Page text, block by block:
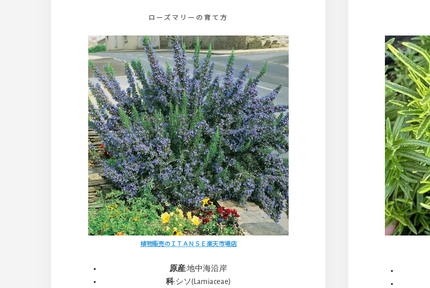
ローズマリーの育て方
植物販売のＩＴＡＮＳＥ楽天市場店
原産:地中海沿岸
科:シソ(Lamiaceae)